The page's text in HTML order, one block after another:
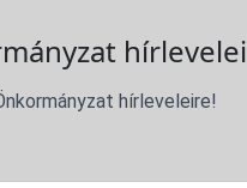
hírlevelei
hírleveleire!